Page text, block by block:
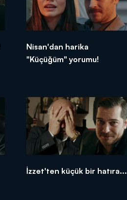
Nisan'dan harika
"Küçüğüm" yorumu!
İzzet'ten küçük bir hatıra...